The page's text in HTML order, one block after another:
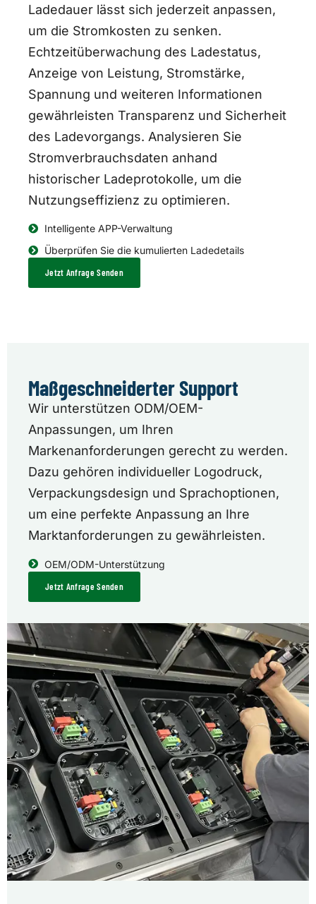
Ladedauer lässt sich jederzeit anpassen,
um die Stromkosten zu senken.
Echtzeitüberwachung des Ladestatus,
Anzeige von Leistung, Stromstärke,
Spannung und weiteren Informationen
gewährleisten Transparenz und Sicherheit
des Ladevorgangs. Analysieren Sie
Stromverbrauchsdaten anhand
historischer Ladeprotokolle, um die
Nutzungseffizienz zu optimieren.
Intelligente APP-Verwaltung
Überprüfen Sie die kumulierten Ladedetails
Jetzt Anfrage Senden
Maßgeschneiderter Support
Wir unterstützen ODM/OEM-
Anpassungen, um Ihren
Markenanforderungen gerecht zu werden.
Dazu gehören individueller Logodruck,
Verpackungsdesign und Sprachoptionen,
um eine perfekte Anpassung an Ihre
Marktanforderungen zu gewährleisten.
OEM/ODM-Unterstützung
Jetzt Anfrage Senden